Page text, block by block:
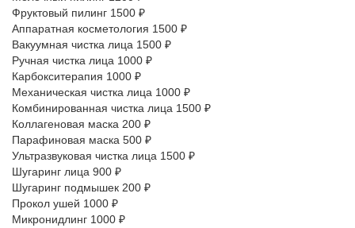
Фруктовый пилинг 1500 ₽
Аппаратная косметология 1500 ₽
Вакуумная чистка лица 1500 ₽
Ручная чистка лица 1000 ₽
Карбокситерапия 1000 ₽
Механическая чистка лица 1000 ₽
Комбинированная чистка лица 1500 ₽
Коллагеновая маска 200 ₽
Парафиновая маска 500 ₽
Ультразвуковая чистка лица 1500 ₽
Шугаринг лица 900 ₽
Шугаринг подмышек 200 ₽
Прокол ушей 1000 ₽
Микронидлинг 1000 ₽